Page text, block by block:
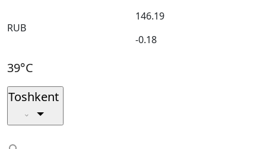
RUB
146.19
-0.18
39°C
Toshkent